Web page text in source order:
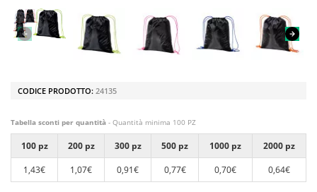
CODICE PRODOTTO: 24135
Tabella sconti per quantità - Quantità minima 100 PZ
100 pz 200 pz 300 pz 500 pz 1000 pz
2000 pz
1,43€
1,07€ 0,91€ 0,77€ 0,70€ 0,64€